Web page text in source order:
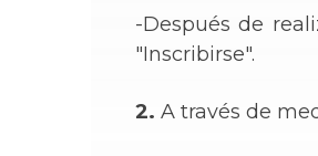
-Después de
"Inscribirse".
2. A través de